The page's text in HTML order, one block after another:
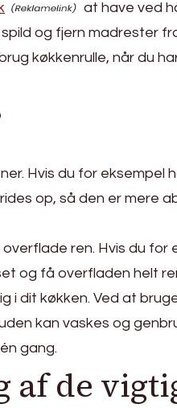
at have ved
og fjern madrester
køkkenrulle, når du
Hvis du for
op, så den er mere
ren. Hvis du for
og få overfladen helt
i dit køkken. Ved at
kan vaskes og
gang.
af de